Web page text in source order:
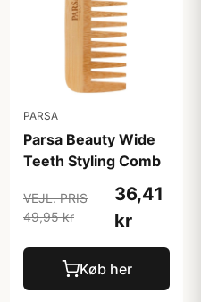
PARSA
Parsa Beauty Wide
Teeth Styling Comb
VEJL. PRIS
49,95 kr
36,41
kr
Køb her